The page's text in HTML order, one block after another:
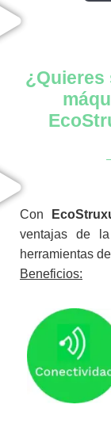
¿Quieres
Con
ventajas de
herramientas
Beneficios: